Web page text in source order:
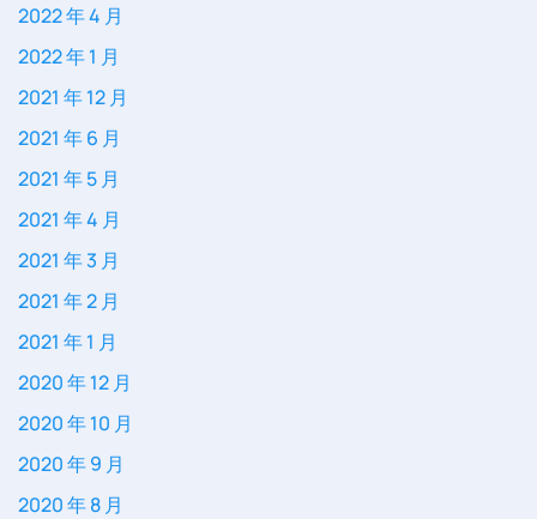
2022 年 4 月
2022 年 1 月
2021 年 12 月
2021 年 6 月
2021 年 5 月
2021 年 4 月
2021 年 3 月
2021 年 2 月
2021 年 1 月
2020 年 12 月
2020 年 10 月
2020 年 9 月
2020 年 8 月